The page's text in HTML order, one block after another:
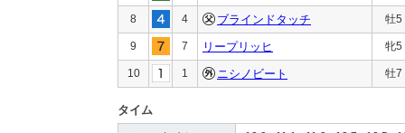
8 4 ブラインドタッチ 牡5
9 7 リープリッヒ 牝5
10 1 ニシノビート 牡7
タイム